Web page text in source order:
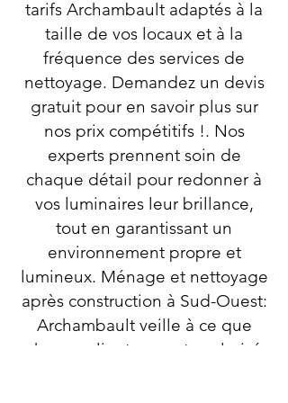
tarifs Archambault adaptés à la
taille de vos locaux et à la
fréquence des services de
nettoyage. Demandez un devis
gratuit pour en savoir plus sur
nos prix compétitifs !. Nos
experts prennent soin de
chaque détail pour redonner à
vos luminaires leur brillance,
tout en garantissant un
environnement propre et
lumineux. Ménage et nettoyage
après construction à Sud-Ouest:
Archambault veille à ce que
chaque client se sente valorisé